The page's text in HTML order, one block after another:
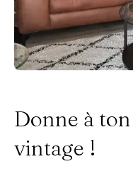
Donne à
vintage !